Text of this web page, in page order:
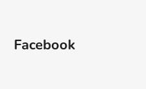
Facebook